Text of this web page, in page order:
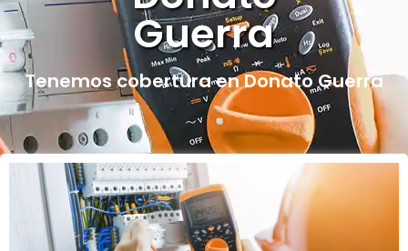
Guerra
Tenemos cobertura en Donato Guerra